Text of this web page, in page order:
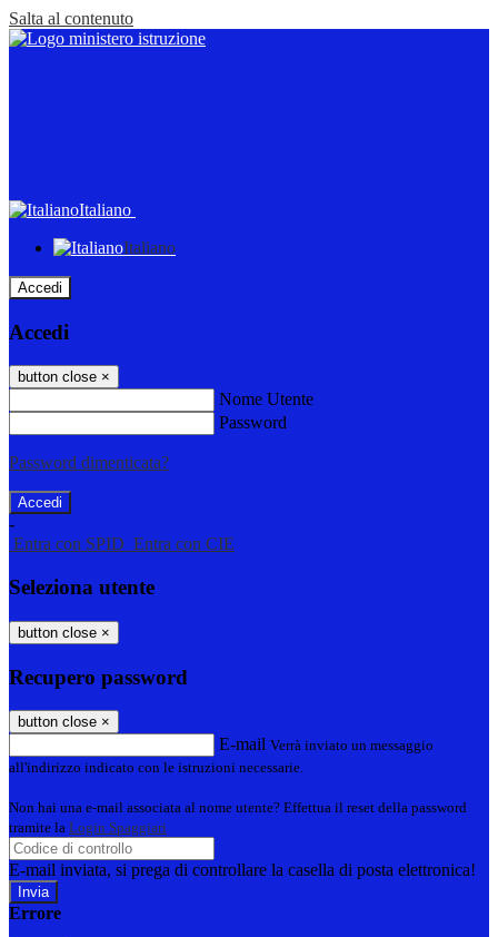
Salta al contenuto
Italiano
Italiano
Accedi
Accedi
button close ×
Nome Utente
Password
Password dimenticata?
-
Entra con SPID Entra con CIE
Seleziona utente
button close ×
Recupero password
button close ×
E-mail Verrà inviato un messaggio
all'indirizzo indicato con le istruzioni necessarie.
Non hai una e-mail associata al nome utente? Effettua il reset della password
tramite la Login Spaggiari
E-mail inviata, si prega di controllare la casella di posta elettronica!
Errore